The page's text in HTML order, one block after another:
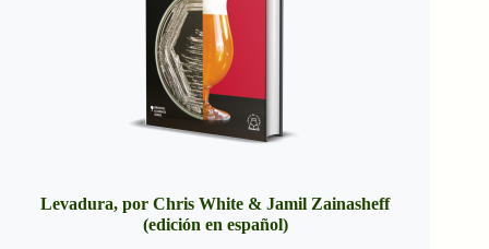
Levadura, por Chris White & Jamil Zainasheff
(edición en español)